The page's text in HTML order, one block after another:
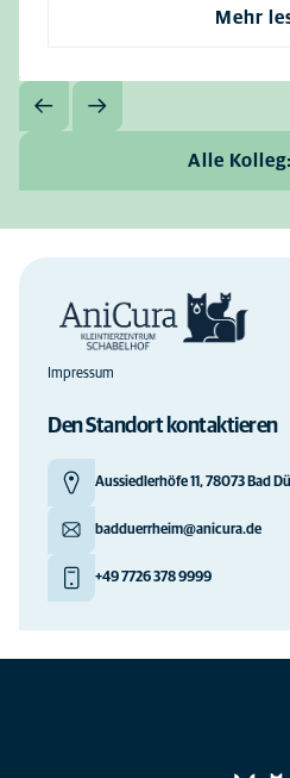
Mehr
Alle
Impressum
Den Standort kontaktieren
Aussiedlerhöfe 11, 78073 Bad
badduerrheim@anicura.de
+49 7726 378 9999